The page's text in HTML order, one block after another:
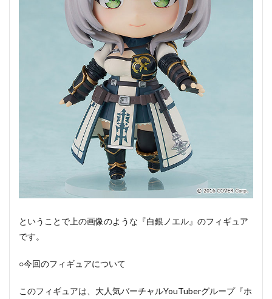
ということで上の画像のような『白銀ノエル』のフィギュア
です。
○今回のフィギュアについて
このフィギュアは、大人気バーチャルYouTuberグループ『ホ